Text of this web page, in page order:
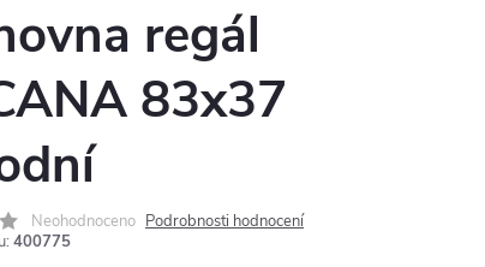
regál
83x37
Neohodnoceno Podrobnosti hodnocení
400775